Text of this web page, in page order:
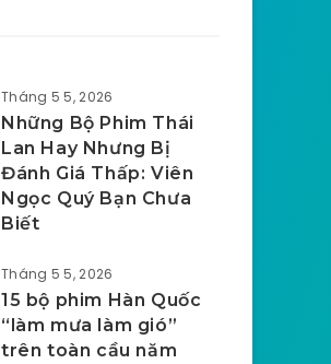
Tháng 5 5, 2026
Những Bộ Phim Thái
Lan Hay Nhưng Bị
Đánh Giá Thấp: Viên
Ngọc Quý Bạn Chưa
Biết
Tháng 5 5, 2026
15 bộ phim Hàn Quốc
“làm mưa làm gió”
trên toàn cầu năm